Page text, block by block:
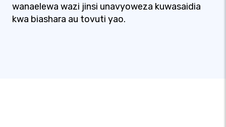
wanaelewa wazi jinsi unavyoweza kuwasaidia
kwa biashara au tovuti yao.